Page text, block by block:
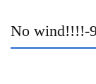
No wind!!!!-